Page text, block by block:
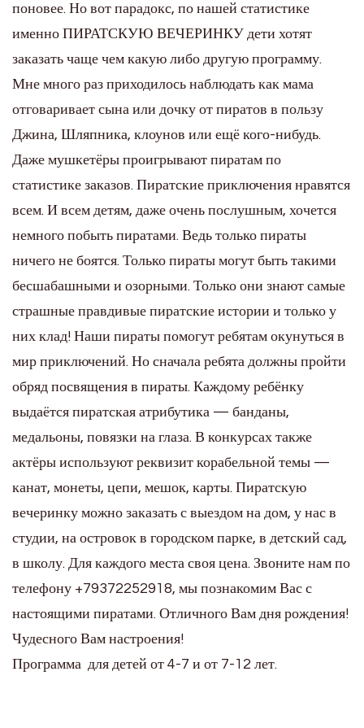
поновее. Но вот парадокс, по нашей статистике
именно ПИРАТСКУЮ ВЕЧЕРИНКУ дети хотят
заказать чаще чем какую либо другую программу.
Мне много раз приходилось наблюдать как мама
отговаривает сына или дочку от пиратов в пользу
Джина, Шляпника, клоунов или ещё кого-нибудь.
Даже мушкетёры проигрывают пиратам по
статистике заказов. Пиратские приключения нравятся
всем. И всем детям, даже очень послушным, хочется
немного побыть пиратами. Ведь только пираты
ничего не боятся. Только пираты могут быть такими
бесшабашными и озорными. Только они знают самые
страшные правдивые пиратские истории и только у
них клад! Наши пираты помогут ребятам окунуться в
мир приключений. Но сначала ребята должны пройти
обряд посвящения в пираты. Каждому ребёнку
выдаётся пиратская атрибутика — банданы,
медальоны, повязки на глаза. В конкурсах также
актёры используют реквизит корабельной темы —
канат, монеты, цепи, мешок, карты. Пиратскую
вечеринку можно заказать с выездом на дом, у нас в
студии, на островок в городском парке, в детский сад,
в школу. Для каждого места своя цена. Звоните нам по
телефону +79372252918, мы познакомим Вас с
настоящими пиратами. Отличного Вам дня рождения!
Чудесного Вам настроения!
Программа для детей от 4-7 и от 7-12 лет.